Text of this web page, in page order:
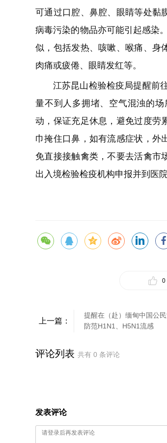
可通过口腔、鼻腔、眼睛等处黏
病毒污染的物品亦可能引起感染
似，包括发热、咳嗽、喉痛、身
肉痛或疲倦、眼睛发红等。
江苏昆山检验检疫局提醒前
量不到人多拥堵、空气混浊的
动，保证充足休息，避免过度劳
巾掩住口鼻，如有流感症状，外
免直接接触禽类 ，不要去活禽市
出入境检验检疫机构申报并到医院
0
上一篇：
提醒在（赴）缅甸中国公
防范H1N1、H5N1流感
评论列表 共有 0 条评论
发表评论